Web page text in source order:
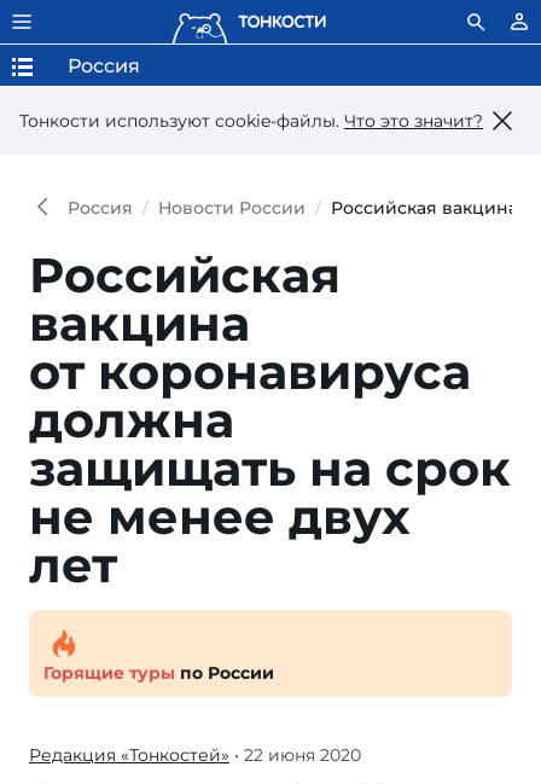
Тонкости используют сookie-файлы. Что это значит?
Россия
Россия Новости России Российская вакцина
Российская
вакцина
от коронавируса
должна
защищать на срок
не менее двух
лет
Горящие туры по России
Редакция «Тонкостей» • 22 июня 2020